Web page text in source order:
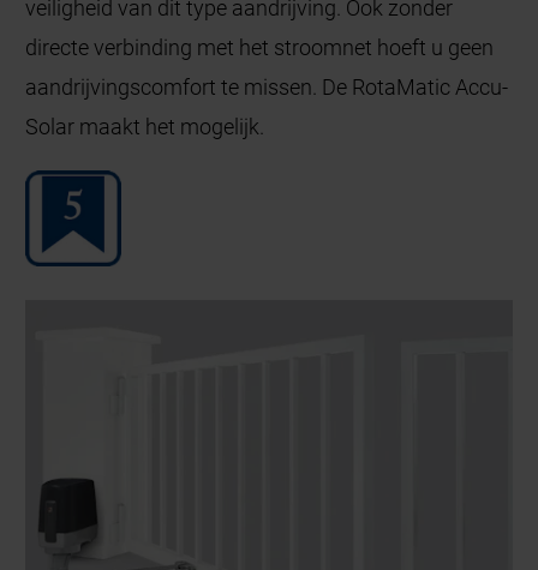
veiligheid van dit type aandrijving. Ook zonder
directe verbinding met het stroomnet hoeft u geen
aandrijvingscomfort te missen. De RotaMatic Accu-
Solar maakt het mogelijk.